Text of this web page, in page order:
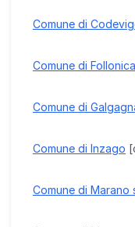
Comune di
Comune di Follonica
Comune di
Comune di Inzago
Comune di Marano